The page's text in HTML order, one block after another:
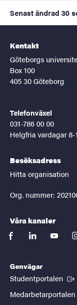
Senast ändrad 30
Kontakt
Göteborgs
Box 100
405 30 Göteborg
Telefonväxel
031-786 00 00
Helgfria vardagar 8-
Besöksadress
Hitta organisation
Org. nummer:
Våra kanaler
facebooklinkedinyoutube
Genvägar
Studentportalen
Medarbetarportalen